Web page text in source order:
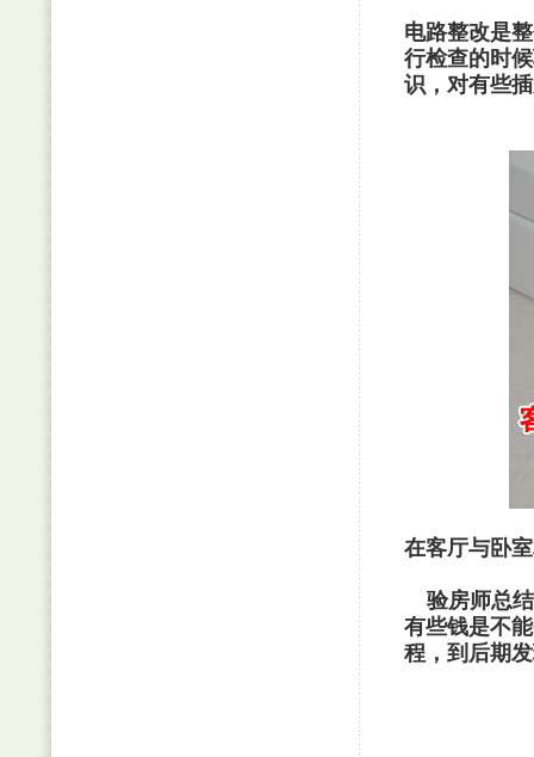
电路整改是
行检查的时
识，对有些
在客厅与卧
验房师总结
有些钱是不
程，到后期